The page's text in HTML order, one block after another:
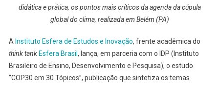
didática e prática, os pontos mais críticos da agenda da cúpula
global do clima, realizada em Belém (PA)
A Instituto Esfera de Estudos e Inovação, frente acadêmica do
think tank Esfera Brasil , lança, em parceria com o IDP (Instituto
Brasileiro de Ensino, Desenvolvimento e Pesquisa), o estudo
“COP30 em 30 Tópicos”, publicação que sintetiza os temas